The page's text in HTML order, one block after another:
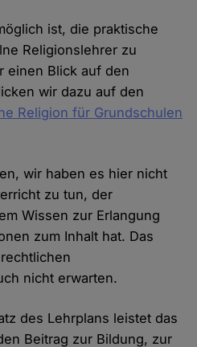
ist, die praktische
Religionslehrer zu
einen Blick auf den
wir dazu auf den
Religion für Grundschulen
wir haben es hier nicht
zu tun, der
Wissen zur Erlangung
zum Inhalt hat. Das
nicht erwarten.
des Lehrplans leistet das
Beitrag zur Bildung, zur